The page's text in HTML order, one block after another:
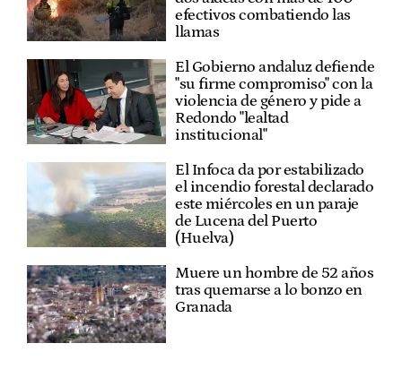
efectivos combatiendo las
llamas
El Gobierno andaluz defiende
"su firme compromiso" con la
violencia de género y pide a
Redondo "lealtad
institucional"
El Infoca da por estabilizado
el incendio forestal declarado
este miércoles en un paraje
de Lucena del Puerto
(Huelva)
Muere un hombre de 52 años
tras quemarse a lo bonzo en
Granada